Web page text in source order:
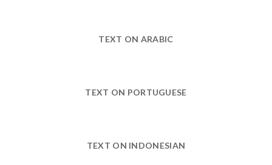
TEXT ON ARABIC
TEXT ON PORTUGUESE
TEXT ON INDONESIAN